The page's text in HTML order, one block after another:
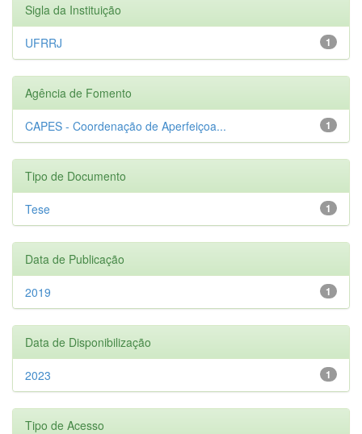
Sigla da Instituição
1
UFRRJ
Agência de Fomento
1
CAPES - Coordenação de Aperfeiçoa...
Tipo de Documento
1
Tese
Data de Publicação
1
2019
Data de Disponibilização
1
2023
Tipo de Acesso